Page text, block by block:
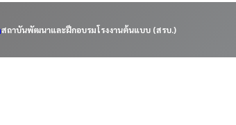
สถาบันพัฒนาและฝึกอบรมโรงงานต้นแบบ (สรบ.)